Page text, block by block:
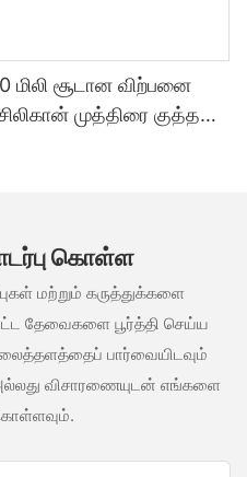
மிலி சூடான விற்பனை
முத்திரை குத்த
கொள்ள
மற்றும் கருத்துக்களை
தேவைகளை பூர்த்தி செய்ய
பார்வையிடவும்
விசாரணையுடன் எங்களை